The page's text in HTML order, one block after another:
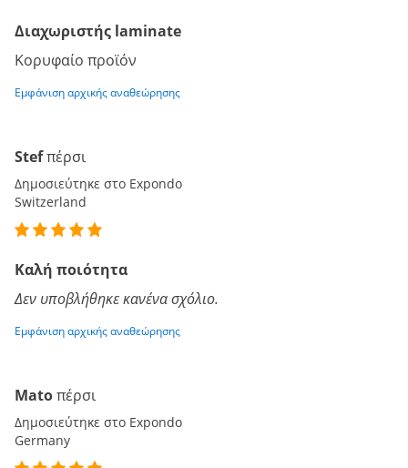
Διαχωριστής laminate
Κορυφαίο προϊόν
Εμφάνιση αρχικής αναθεώρησης
Stefπέρσι
Δημοσιεύτηκε στο Expondo
Switzerland
Καλή ποιότητα
Δεν υποβλήθηκε κανένα σχόλιο.
Εμφάνιση αρχικής αναθεώρησης
Matoπέρσι
Δημοσιεύτηκε στο Expondo
Germany